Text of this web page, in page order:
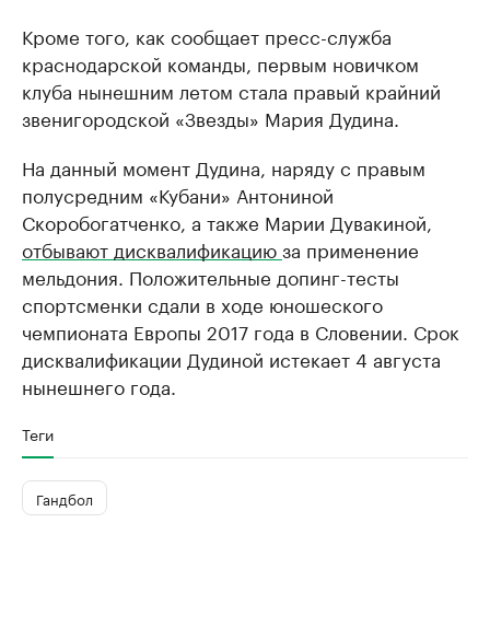
Кроме того, как сообщает пресс-служба
краснодарской команды, первым новичком
клуба нынешним летом стала правый крайний
звенигородской «Звезды» Мария Дудина.
На данный момент Дудина, наряду с правым
полусредним «Кубани» Антониной
Скоробогатченко, а также Марии Дувакиной,
отбывают дисквалификациюза применение
мельдония. Положительные допинг-тесты
спортсменки сдали в ходе юношеского
чемпионата Европы 2017 года в Словении. Срок
дисквалификации Дудиной истекает 4 августа
нынешнего года.
Теги
Гандбол